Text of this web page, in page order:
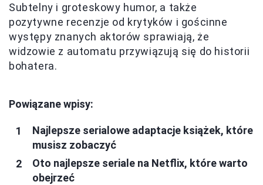
Subtelny i groteskowy humor, a także
pozytywne recenzje od krytyków i gościnne
występy znanych aktorów sprawiają, że
widzowie z automatu przywiązują się do historii
bohatera.
Powiązane wpisy:
Najlepsze serialowe adaptacje książek, które
musisz zobaczyć
Oto najlepsze seriale na Netflix, które warto
obejrzeć